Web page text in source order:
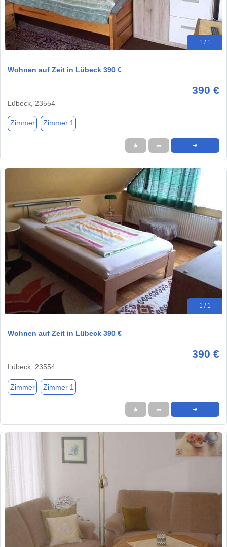
1 / 1
Wohnen auf Zeit in Lübeck 390 €
390 €
Lübeck, 23554
Zimmer Zimmer 1
★ ➦ ➜
1 / 1
Wohnen auf Zeit in Lübeck 390 €
390 €
Lübeck, 23554
Zimmer Zimmer 1
★ ➦ ➜